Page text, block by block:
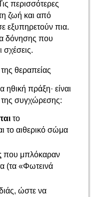
περισσότερες
ζωή και από
εξυπηρετούν πια.
δόνησης που
σχέσεις.
θεραπείας
πράξη· είναι
συγχώρεσης:
το
το αιθερικό σώμα
που μπλόκαραν
(τα «Φωτεινά
ώστε να